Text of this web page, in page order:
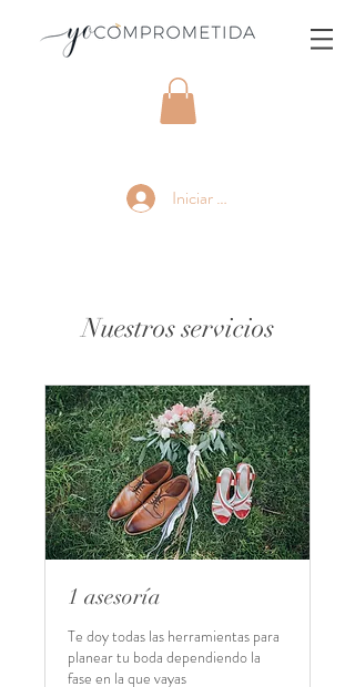
Iniciar sesión
Nuestros servicios
1 asesoría
Te doy todas las herramientas para
planear tu boda dependiendo la
fase en la que vayas